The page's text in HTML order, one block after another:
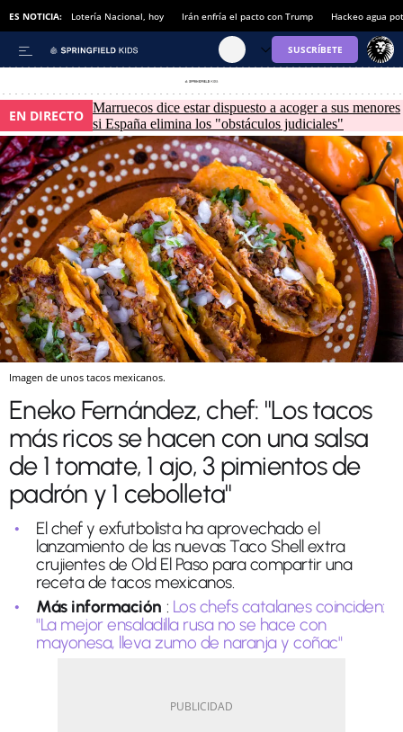
ES NOTICIA:
de noticias Lotería Nacional, hoy Irán enfría el pacto con Trump Hackeo agua
EN DIRECTO Marruecos dice estar dispuesto a acoger a sus menores
si España elimina los "obstáculos judiciales"
Imagen de unos tacos mexicanos.
Eneko Fernández, chef: "Los tacos
más ricos se hacen con una salsa
de 1 tomate, 1 ajo, 3 pimientos de
padrón y 1 cebolleta"
El chef y exfutbolista ha aprovechado el
lanzamiento de las nuevas Taco Shell extra
crujientes de Old El Paso para compartir una
receta de tacos mexicanos.
Más información : Los chefs catalanes coinciden:
"La mejor ensaladilla rusa no se hace con
mayonesa, lleva zumo de naranja y coñac"